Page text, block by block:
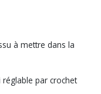
à mettre dans la
par crochet